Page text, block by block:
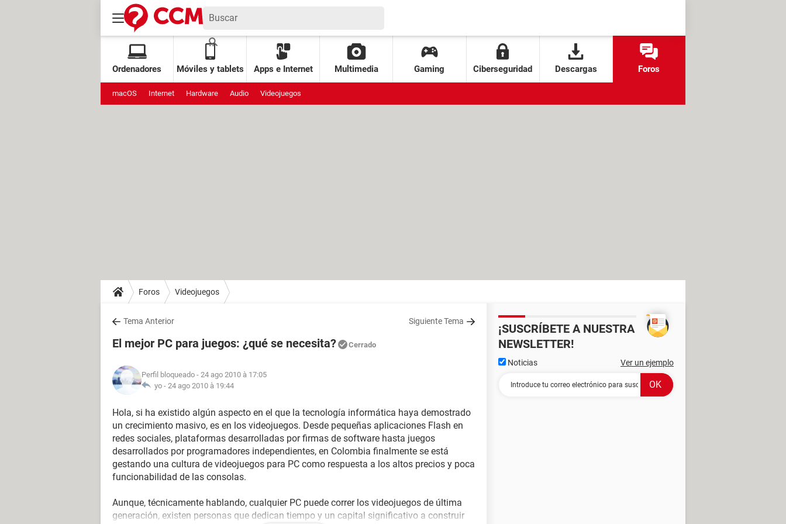
Ordenadores Móviles y tablets Apps e Internet Multimedia Gaming Ciberseguridad Descargas Foros
macOS Internet Hardware Audio Videojuegos
Foros Videojuegos
Tema Anterior Siguiente Tema
El mejor PC para juegos: ¿qué se necesita? Cerrado
Perfil bloqueado - 24 ago 2010 à 17:05
yo - 24 ago 2010 à 19:44
Hola, si ha existido algún aspecto en el que la tecnología informática haya demostrado
un crecimiento masivo, es en los videojuegos. Desde pequeñas aplicaciones Flash en
redes sociales, plataformas desarrolladas por firmas de software hasta juegos
desarrollados por programadores independientes, en Colombia finalmente se está
gestando una cultura de videojuegos para PC como respuesta a los altos precios y poca
funcionabilidad de las consolas.
Aunque, técnicamente hablando, cualquier PC puede correr los videojuegos de última
generación, existen personas que dedican tiempo y un capital significativo a construir
¡SUSCRÍBETE A NUESTRA
NEWSLETTER!
Noticias Ver un ejemplo